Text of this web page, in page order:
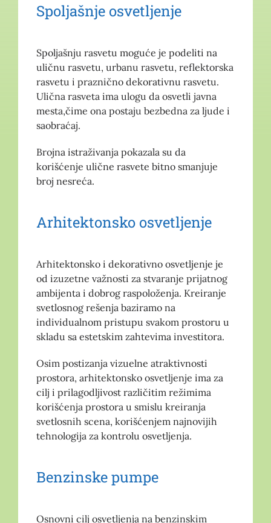
Spoljašnje osvetljenje
Spoljašnju rasvetu moguće je podeliti na
uličnu rasvetu, urbanu rasvetu, reflektorska
rasvetu i praznično dekorativnu rasvetu.
Ulična rasveta ima ulogu da osvetli javna
mesta,čime ona postaju bezbedna za ljude i
saobraćaj.
Brojna istraživanja pokazala su da
korišćenje ulične rasvete bitno smanjuje
broj nesreća.
Arhitektonsko osvetljenje
Arhitektonsko i dekorativno osvetljenje je
od izuzetne važnosti za stvaranje prijatnog
ambijenta i dobrog raspoloženja. Kreiranje
svetlosnog rešenja baziramo na
individualnom pristupu svakom prostoru u
skladu sa estetskim zahtevima investitora.
Osim postizanja vizuelne atraktivnosti
prostora, arhitektonsko osvetljenje ima za
cilj i prilagodljivost različitim režimima
korišćenja prostora u smislu kreiranja
svetlosnih scena, korišćenjem najnovijih
tehnologija za kontrolu osvetljenja.
Benzinske pumpe
Osnovni cilj osvetljenja na benzinskim